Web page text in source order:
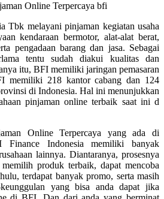
Tbk melayani pinjaman kegiatan usaha
kendaraan bermotor, alat-alat berat,
pengadaan barang dan jasa. Sebagai
tentu sudah diakui kualitas dan
itu, BFI memiliki jaringan pemasaran
memiliki 218 kantor cabang dan 124
di Indonesia. Hal ini menunjukkan
pinjaman online terbaik saat ini d
Online Terpercaya yang ada di
Finance Indonesia memiliki banyak
lainnya. Diantaranya, prosesnya
produk terbaik, dapat mencoba
terdapat banyak promo, serta masih
yang bisa anda dapat jika